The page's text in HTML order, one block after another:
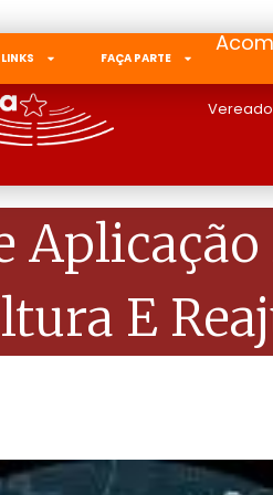
LINKS
FAÇA PARTE
E